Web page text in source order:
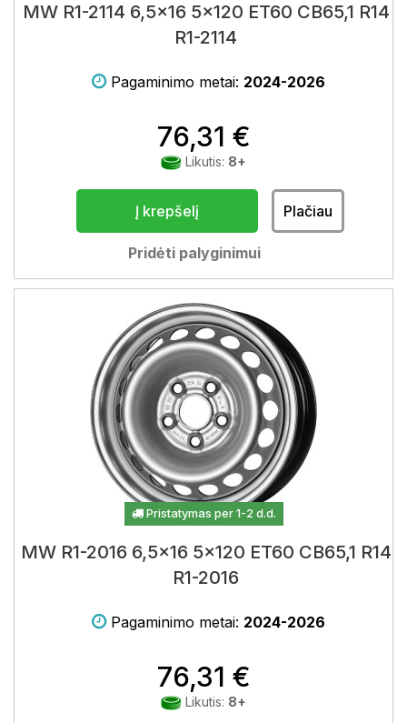
MW R1-2114 6,5x16 5x120 ET60 CB65,1 R14
R1-2114
Pagaminimo metai: 2024-2026
76,31 €
Likutis: 8+
Į krepšelį Plačiau
Pridėti palyginimui
Pristatymas per 1-2 d.d.
MW R1-2016 6,5x16 5x120 ET60 CB65,1 R14
R1-2016
Pagaminimo metai: 2024-2026
76,31 €
Likutis: 8+